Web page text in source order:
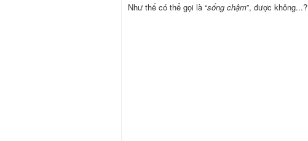
Như thế có thể gọi là “sống chậm”, được không...?